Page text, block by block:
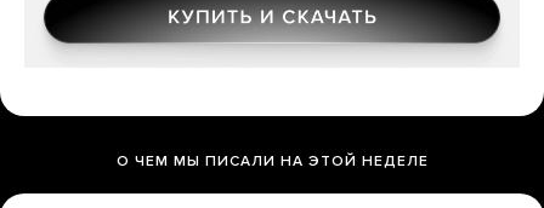
О ЧЕМ МЫ ПИСАЛИ НА ЭТОЙ НЕДЕЛЕ